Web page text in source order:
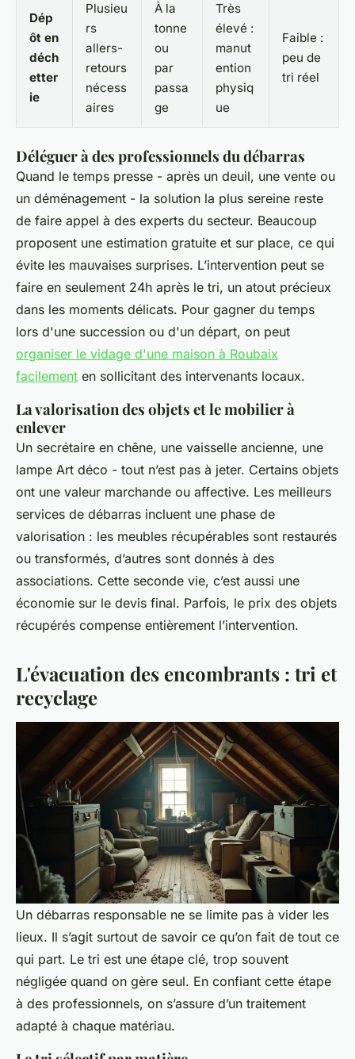
Dép
ôt en
déch
etter
ie
Plusieu
rs
allers-
retours
nécess
aires
À la
tonne
ou
par
passa
ge
Très
élevé :
manut
ention
physiq
ue
Faible :
peu de
tri réel
Déléguer à des professionnels du débarras
Quand le temps presse - après un deuil, une vente ou
un déménagement - la solution la plus sereine reste
de faire appel à des experts du secteur. Beaucoup
proposent une estimation gratuite et sur place, ce qui
évite les mauvaises surprises. L’intervention peut se
faire en seulement 24h après le tri, un atout précieux
dans les moments délicats. Pour gagner du temps
lors d'une succession ou d'un départ, on peut
organiser le vidage d'une maison à Roubaix
facilement en sollicitant des intervenants locaux.
La valorisation des objets et le mobilier à
enlever
Un secrétaire en chêne, une vaisselle ancienne, une
lampe Art déco - tout n’est pas à jeter. Certains objets
ont une valeur marchande ou affective. Les meilleurs
services de débarras incluent une phase de
valorisation : les meubles récupérables sont restaurés
ou transformés, d’autres sont donnés à des
associations. Cette seconde vie, c’est aussi une
économie sur le devis final. Parfois, le prix des objets
récupérés compense entièrement l’intervention.
L'évacuation des encombrants : tri et
recyclage
Un débarras responsable ne se limite pas à vider les
lieux. Il s’agit surtout de savoir ce qu’on fait de tout ce
qui part. Le tri est une étape clé, trop souvent
négligée quand on gère seul. En confiant cette étape
à des professionnels, on s’assure d’un traitement
adapté à chaque matériau.